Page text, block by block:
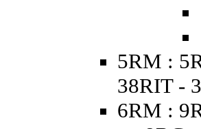
5RM :
38RIT -
6RM :